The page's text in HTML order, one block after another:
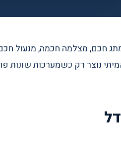
חכם, מצלמה חכמה, מנעול
נוצר רק כשמערכות שונות